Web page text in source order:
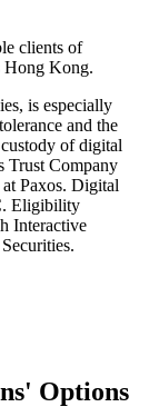
clients of
Hong Kong.
is especially
and the
of digital
Trust Company
Paxos. Digital
Eligibility
Interactive
Options